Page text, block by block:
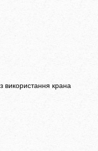
використання крана